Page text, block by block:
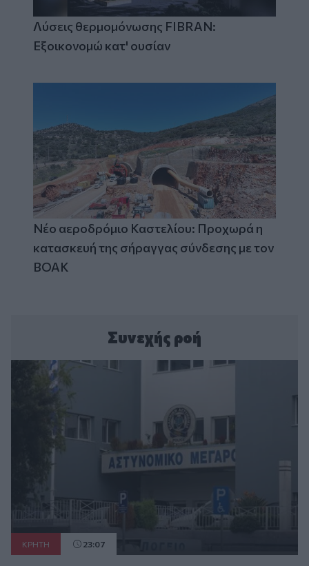
Λύσεις θερμομόνωσης FIBRAN:
Εξοικονομώ κατ' ουσίαν
Νέο αεροδρόμιο Καστελίου: Προχωρά η
κατασκευή της σήραγγας σύνδεσης με τον
ΒΟΑΚ
Συνεχής ροή
ΚΡΗΤΗ 23:07